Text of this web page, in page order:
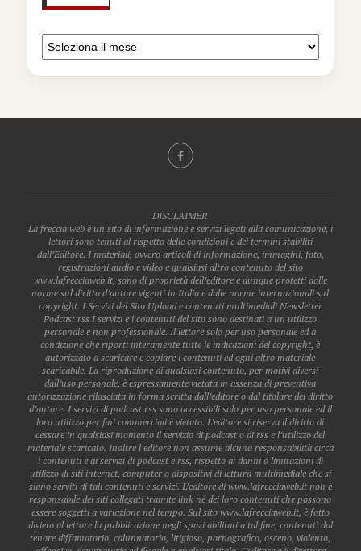
DISCLAIMER
La freccia web è un sito di informazione e servizi legati alla comunicazione, i
lettori sono tenuti al rispetto delle condizioni e dei termini stabiliti
dall’Editore. I materiali, ovvero articoli di informazione, immagini, foto,
registrazioni audio e video e qualsiasi altro contenuto del sito
www.lafrecciaweb.it, sono di proprietà dell’editore e dunque protetti dalle
norme sul diritto d’autore vigenti in Italia e dalle norme internazionali sul
copyright. I Servizi del Sito Upload e contenuti multimediali Newsletter
Podcast rss I servizi e i contenuti del sito sono destinati a un utilizzo
personale e non professionale. Il lettore solo per uso personale ed a
condizione che riporti interamente tutte le indicazioni del copyright, è
autorizzato a scaricare e copiare i contenuti ed ogni altro materiale
scaricabile. La riproduzione di qualsiasi contenuto, per motivi diversi
dall’uso personale, è espressamente vietata in assenza di preventiva
autorizzazione rilasciata in forma scritta dall’editore o dal titolare del diritto
d’autore. I servizi di podcast rss sono accessibili solo per uso personale ed il
loro utilizzo per fini commerciali è vietato. L’editore si riserva il diritto di
cessare in qualsiasi momento il servizio di podcast o di rss e l’utilizzo del
materiale scaricato. Inoltre l’editore non assume alcuna responsabilità circa
i contenuti e ai servizi di podcast e rss, rispetto ai danni o limitazioni di
utilizzo di siti internet, computer o dispositivi di lettura multimediale che si
siano serviti di tali contenuti e servizi. L’editore di www.lafrecciaweb.it non è
responsabile dei siti collegati tramite link né dei loro contenuti che possono
essere soggetti a variazione nel tempo. Sul sito www.lafrecciaweb.it, è fatto
divieto al lettore la pubblicazione negli spazi abilitati a tal fine, contenuti dal
tenore diffamatorio, calunnatorio, litigioso, pornografico, osceno, violento,